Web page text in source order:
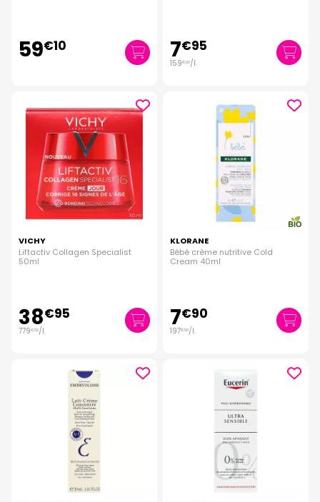
59€10 7€95
159€00/l.
VICHY
Liftactiv Collagen Specialist
50ml
38€95
779€00/l.
KLORANE
Bébé crème nutritive Cold
Cream 40ml
7€90
197€50/l.